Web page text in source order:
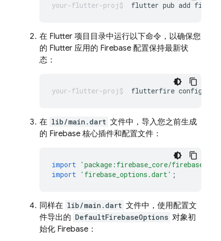
flutter pub add
在 Flutter 项目目录中运行以下命令，以确保您
的 Flutter 应用的 Firebase 配置保持最新状
态：
flutterfire
在 lib/main.dart 文件中，导入您之前生成
的 Firebase 核心插件和配置文件：
import 'package:firebase_core/
import 'firebase_options.dart' ;
同样在 lib/main.dart 文件中，使用配置文
件导出的 DefaultFirebaseOptions 对象初
始化 Firebase：